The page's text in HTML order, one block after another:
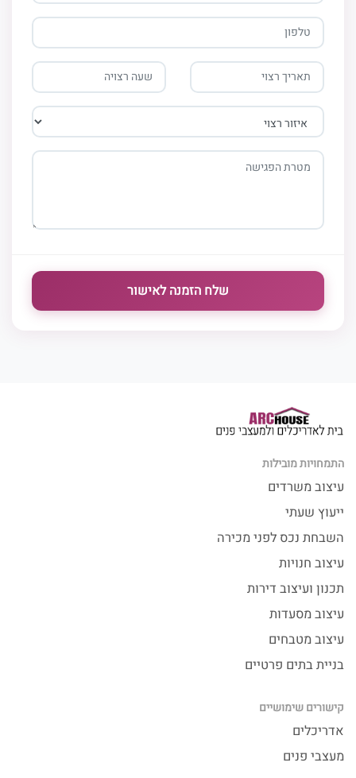
התמחויות מובילות
עיצוב משרדים
ייעוץ שעתי
השבחת נכס לפני מכירה
עיצוב חנויות
תכנון ועיצוב דירות
עיצוב מסעדות
עיצוב מטבחים
בניית בתים פרטיים
קישורים שימושיים
אדריכלים
מעצבי פנים